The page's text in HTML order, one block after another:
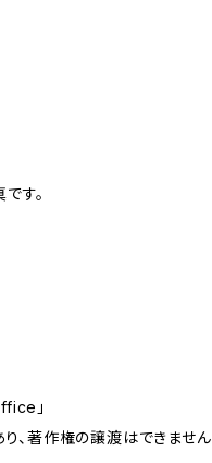
す。
」
、著作権の譲渡はできません